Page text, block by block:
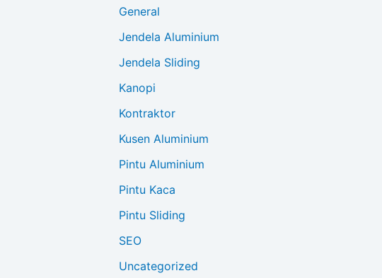
General
Jendela Aluminium
Jendela Sliding
Kanopi
Kontraktor
Kusen Aluminium
Pintu Aluminium
Pintu Kaca
Pintu Sliding
SEO
Uncategorized